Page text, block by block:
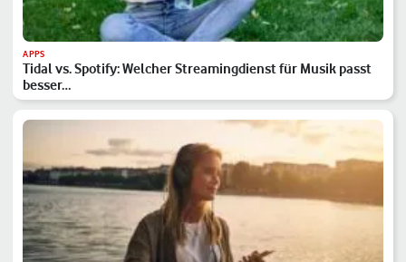
APPS
Tidal vs. Spotify: Welcher Streamingdienst für Musik passt
besser…